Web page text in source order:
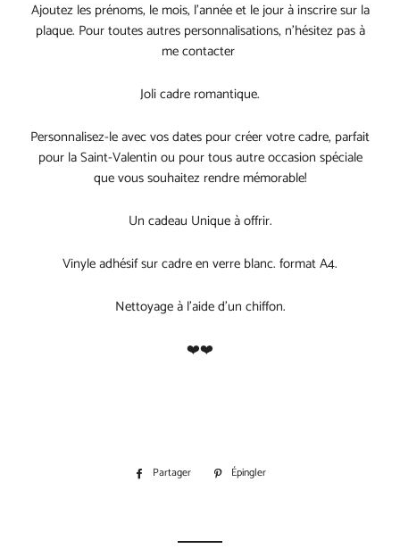
Ajoutez les prénoms, le mois, l’année et le jour à inscrire sur la
plaque. Pour toutes autres personnalisations, n’hésitez pas à
me contacter
Joli cadre romantique.
Personnalisez-le avec vos dates pour créer votre cadre, parfait
pour la Saint-Valentin ou pour tous autre occasion spéciale
que vous souhaitez rendre mémorable!
Un cadeau Unique à offrir.
Vinyle adhésif sur cadre en verre blanc. format A4.
Nettoyage à l’aide d’un chiffon.
❤️❤️
Partager
PartagerÉpingler